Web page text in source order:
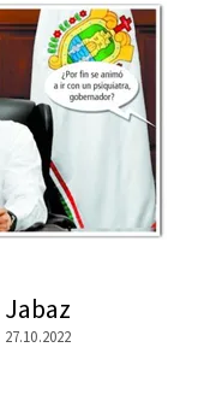
Jabaz
27.10.2022